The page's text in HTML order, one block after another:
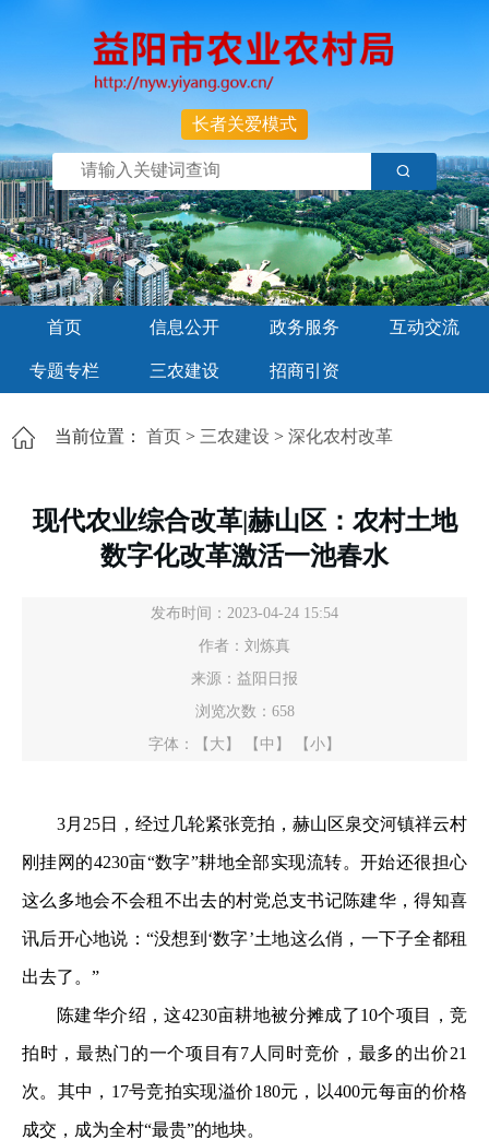
长者关爱模式
首页 信息公开 政务服务 互动交流
专题专栏 三农建设 招商引资
当前位置： 首页 > 三农建设 > 深化农村改革
现代农业综合改革|赫山区：农村土地
数字化改革激活一池春水
发布时间：2023-04-24 15:54
作者：刘炼真
来源：益阳日报
浏览次数： 658
字体：
【大】 【中】 【小】
3月25日，经过几轮紧张竞拍，赫山区泉交河镇祥云村
刚挂网的4230亩“数字”耕地全部实现流转。开始还很担心
这么多地会不会租不出去的村党总支书记陈建华，得知喜
讯后开心地说：“没想到‘数字’土地这么俏，一下子全都租
出去了。”
陈建华介绍，这4230亩耕地被分摊成了10个项目，竞
拍时，最热门的一个项目有7人同时竞价，最多的出价21
次。其中，17号竞拍实现溢价180元，以400元每亩的价格
成交，成为全村“最贵”的地块。